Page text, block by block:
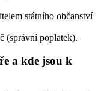
státního občanství
(správní poplatek).
a kde jsou k